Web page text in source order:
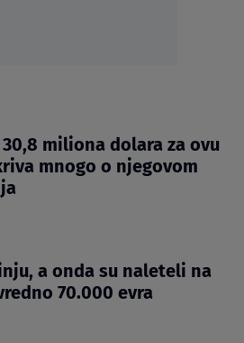
miliona dolara za ovu
mnogo o njegovom
a onda su naleteli na
70.000 evra